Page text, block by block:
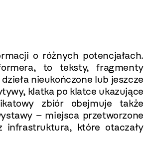
o różnych potencjałach.
to teksty, fragmenty
nieukończone lub jeszcze
klatka po klatce ukazujące
zbiór obejmuje także
– miejsca przetworzone
infrastruktura, które otaczały